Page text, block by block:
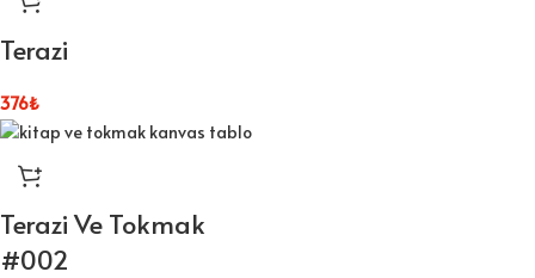
Terazi
376₺
Terazi Ve Tokmak
#002